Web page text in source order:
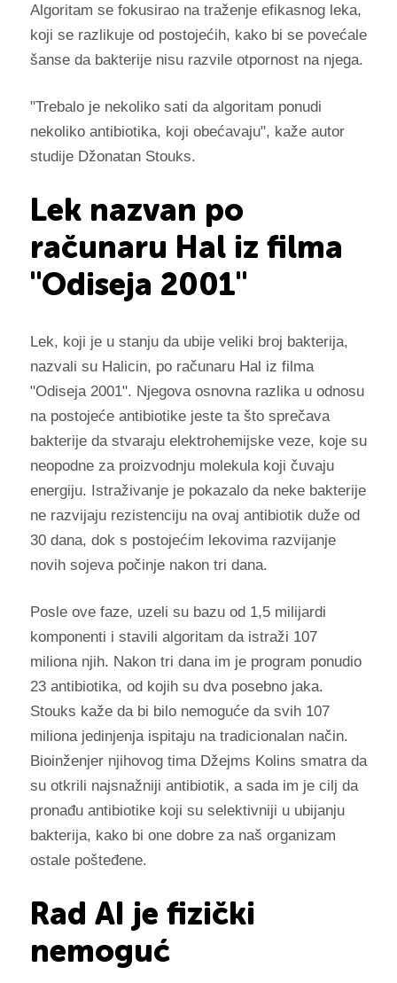
Algoritam se fokusirao na traženje efikasnog leka,
koji se razlikuje od postojećih, kako bi se povećale
šanse da bakterije nisu razvile otpornost na njega.
"Trebalo je nekoliko sati da algoritam ponudi
nekoliko antibiotika, koji obećavaju", kaže autor
studije Džonatan Stouks.
Lek nazvan po
računaru Hal iz filma
"Odiseja 2001"
Lek, koji je u stanju da ubije veliki broj bakterija,
nazvali su Halicin, po računaru Hal iz filma
"Odiseja 2001". Njegova osnovna razlika u odnosu
na postojeće antibiotike jeste ta što sprečava
bakterije da stvaraju elektrohemijske veze, koje su
neopodne za proizvodnju molekula koji čuvaju
energiju. Istraživanje je pokazalo da neke bakterije
ne razvijaju rezistenciju na ovaj antibiotik duže od
30 dana, dok s postojećim lekovima razvijanje
novih sojeva počinje nakon tri dana.
Posle ove faze, uzeli su bazu od 1,5 milijardi
komponenti i stavili algoritam da istraži 107
miliona njih. Nakon tri dana im je program ponudio
23 antibiotika, od kojih su dva posebno jaka.
Stouks kaže da bi bilo nemoguće da svih 107
miliona jedinjenja ispitaju na tradicionalan način.
Bioinženjer njihovog tima Džejms Kolins smatra da
su otkrili najsnažniji antibiotik, a sada im je cilj da
pronađu antibiotike koji su selektivniji u ubijanju
bakterija, kako bi one dobre za naš organizam
ostale pošteđene.
Rad AI je fizički
nemoguć